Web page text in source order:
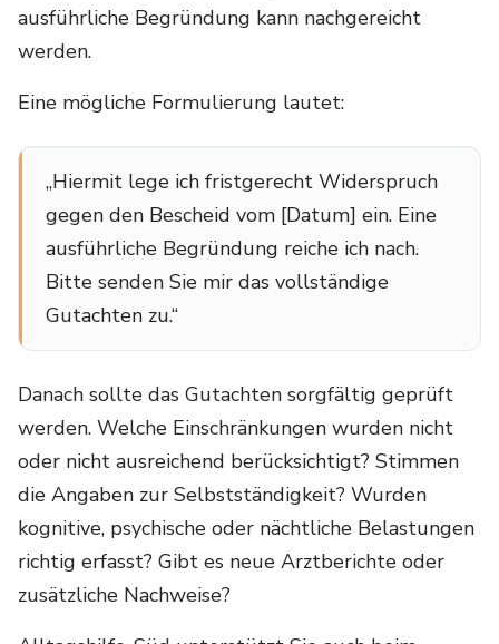
ausführliche Begründung kann nachgereicht
werden.
Eine mögliche Formulierung lautet:
„Hiermit lege ich fristgerecht Widerspruch
gegen den Bescheid vom [Datum] ein. Eine
ausführliche Begründung reiche ich nach.
Bitte senden Sie mir das vollständige
Gutachten zu.“
Danach sollte das Gutachten sorgfältig geprüft
werden. Welche Einschränkungen wurden nicht
oder nicht ausreichend berücksichtigt? Stimmen
die Angaben zur Selbstständigkeit? Wurden
kognitive, psychische oder nächtliche Belastungen
richtig erfasst? Gibt es neue Arztberichte oder
zusätzliche Nachweise?